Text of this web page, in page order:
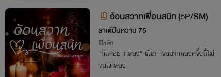
อ้อนสวาทเพื่อนสนิท (5P/SM)
ลาเต้ปั่นหวาน 75
อีโรติก
"ก็แค่อยากลอง" เมื่อการอยากลองครั้งนี้ไม่
จบแค่ลอง